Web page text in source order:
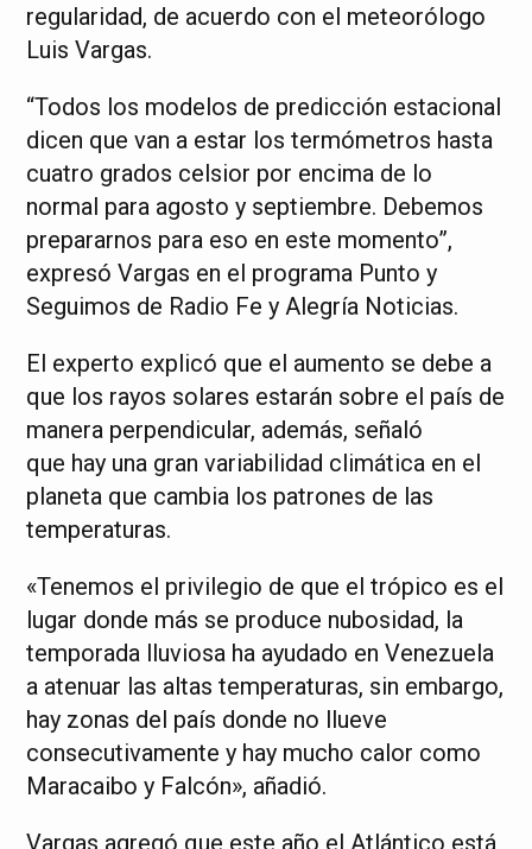
regularidad, de acuerdo con el meteorólogo
Luis Vargas.
“Todos los modelos de predicción estacional
dicen que van a estar los termómetros hasta
cuatro grados celsior por encima de lo
normal para agosto y septiembre. Debemos
prepararnos para eso en este momento”,
expresó Vargas en el programa Punto y
Seguimos de Radio Fe y Alegría Noticias.
El experto explicó que el aumento se debe a
que los rayos solares estarán sobre el país de
manera perpendicular, además, señaló
que hay una gran variabilidad climática en el
planeta que cambia los patrones de las
temperaturas.
«Tenemos el privilegio de que el trópico es el
lugar donde más se produce nubosidad, la
temporada lluviosa ha ayudado en Venezuela
a atenuar las altas temperaturas, sin embargo,
hay zonas del país donde no llueve
consecutivamente y hay mucho calor como
Maracaibo y Falcón», añadió.
Vargas agregó que este año el Atlántico está